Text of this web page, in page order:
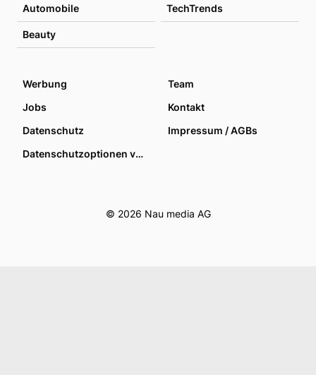
Automobile TechTrends
Beauty
Werbung
Team
Jobs
Kontakt
Datenschutz
Impressum / AGBs
Datenschutzoptionen verwalten
© 2026 Nau media AG